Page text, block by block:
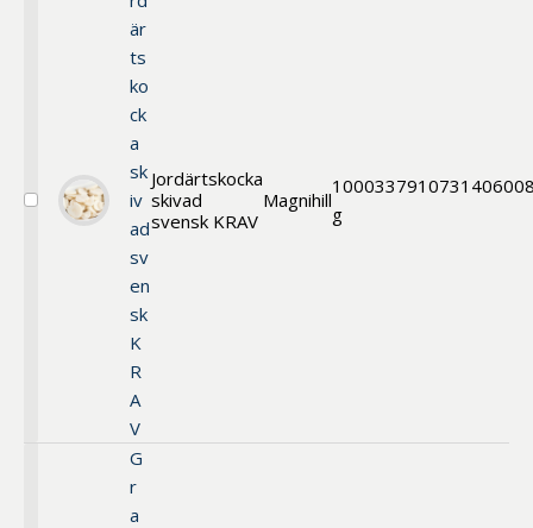
Välj
är
ts
ko
ck
a
sk
iv
ad
sv
en
sk
K
R
A
V
Jordärtskocka
skivad
svensk KRAV
Magnihill
1000
g
33791
G
r
a